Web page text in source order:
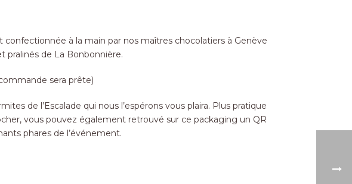
à la main par nos maîtres chocolatiers à Genève
pralinés de La Bonbonnière.
sera prête)
de l’Escalade qui nous l’espérons vous plaira. Plus pratique
vous pouvez également retrouvé sur ce packaging un QR
phares de l’événement.